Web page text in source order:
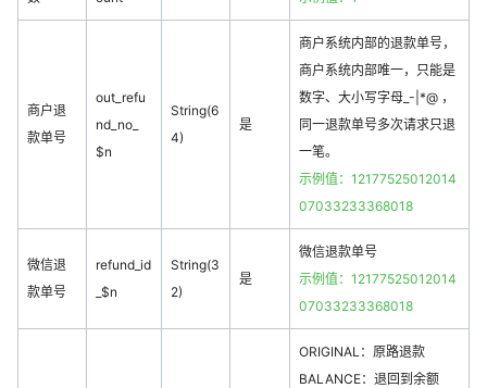
商户退
款单号
out_refu
nd_no_
$n
String(6
4)
是
商户系统内部的退款单号，
商户系统内部唯一，只能是
数字、大小写字母_-|*@ ，
同一退款单号多次请求只退
一笔。
示例值：12177525012014
07033233368018
微信退
款单号
refund_id
_$n
String(3
2)
是
微信退款单号
示例值：12177525012014
07033233368018
ORIGINAL：原路退款
BALANCE：退回到余额